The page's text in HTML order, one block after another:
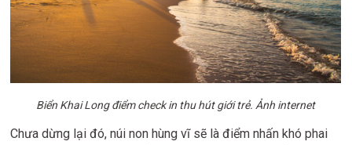
Biển Khai Long điểm check in thu hút giới trẻ. Ảnh internet
Chưa dừng lại đó, núi non hùng vĩ sẽ là điểm nhấn khó phai